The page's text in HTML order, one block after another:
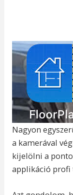
Nagyon
a kamerával
kijelölni a
applikáció profi